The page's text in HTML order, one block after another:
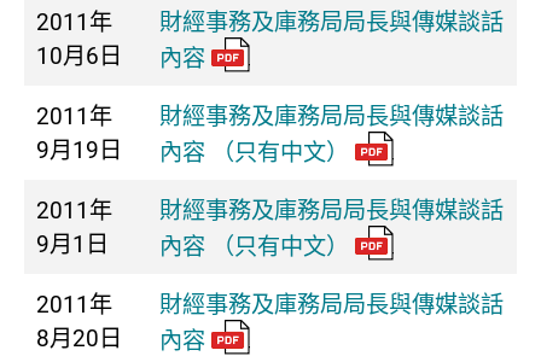
2011年
10月6日
財經事務及庫務局局長與傳媒談話
內容
2011年
9月19日
財經事務及庫務局局長與傳媒談話
內容 （只有中文）
2011年
9月1日
財經事務及庫務局局長與傳媒談話
內容 （只有中文）
2011年
8月20日
財經事務及庫務局局長與傳媒談話
內容